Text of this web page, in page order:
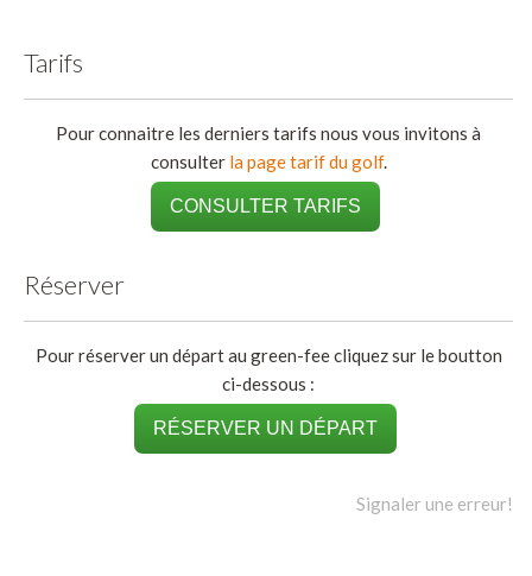
Tarifs
Pour connaitre les derniers tarifs nous vous invitons à
consulter la page tarif du golf.
CONSULTER TARIFS
Réserver
Pour réserver un départ au green-fee cliquez sur le boutton
ci-dessous :
RÉSERVER UN DÉPART
Signaler une erreur!